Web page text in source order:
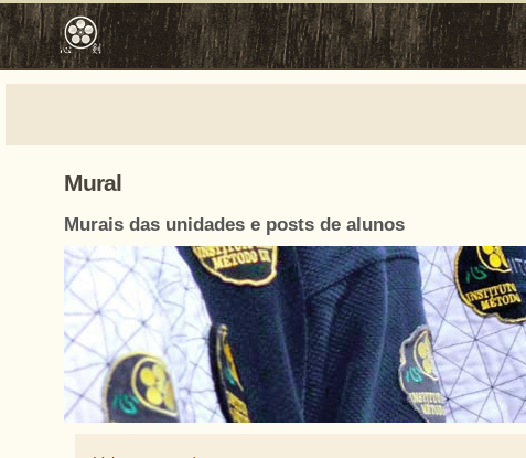
Mural
Murais das unidades e posts de alunos